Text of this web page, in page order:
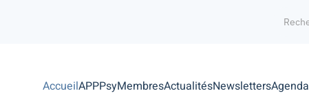
AccueilAPPPsyMembresActualitésNewslettersAgenda